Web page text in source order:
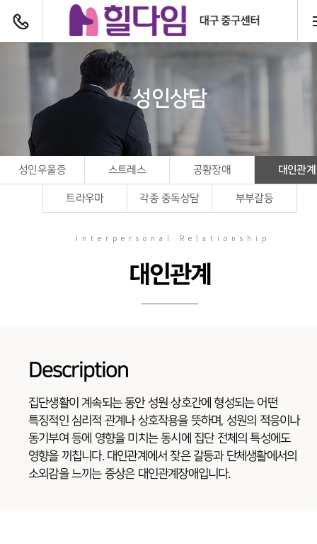
성인상담
성인우울증 스트레스 공황장애 대인관계
트라우마 각종 중독상담 부부갈등
Interpersonal Relationship
대인관계
Description
집단생활이 계속되는 동안 성원 상호간에 형성되는 어떤
특징적인 심리적 관계나 상호작용을 뜻하며, 성원의 적응이나
동기부여 등에 영향을 미치는 동시에 집단 전체의 특성에도
영향을 끼칩니다. 대인관계에서 잦은 갈등과 단체생활에서의
소외감을 느끼는 증상은 대인관계장애입니다.